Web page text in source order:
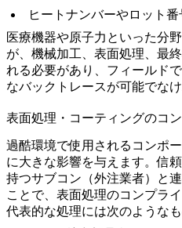
ヒートナンバーやロット
医療機器や原子力 といった分
が、機械加工、表面処理、最
れる必要があり、フィールド
なバックトレースが可能でな
表面処理・コーティングのコ
過酷環境で使用されるコンポ
に大きな影響を与えます。信
持つサブコン（外注業者）と
ことで、表面処理のコンプラ
代表的な処理には次のようなも